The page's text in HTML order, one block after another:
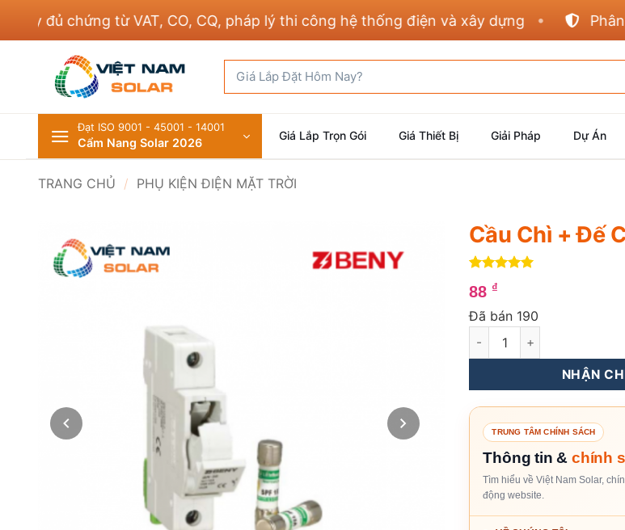
đủ chứng từ VAT, CO, CQ, pháp lý thi công hệ thống điện và xây dựng Phân
kiếm:
Đạt ISO 9001 - 45001 - 14001
Cẩm Nang Solar 2026 Giá Lắp Trọn Gói Giá Thiết Bị Giải Pháp Dự Án
TRANG CHỦ / PHỤ KIỆN ĐIỆN MẶT TRỜI
Cầu Chì + Đế
trên 5
dựa trên
88 ₫
Đã bán 190
Cầu Chì + Đế Cầu Chì - BR
NHẬN
TRUNG TÂM CHÍNH SÁCH
Thông tin & chính
Tìm hiểu về Việt Nam Solar,
động website.